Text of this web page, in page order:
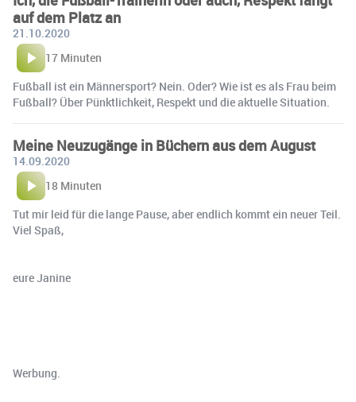
auf dem Platz an
21.10.2020
17 Minuten
Fußball ist ein Männersport? Nein. Oder? Wie ist es als Frau beim
Fußball? Über Pünktlichkeit, Respekt und die aktuelle Situation.
Meine Neuzugänge in Büchern aus dem August
14.09.2020
18 Minuten
Tut mir leid für die lange Pause, aber endlich kommt ein neuer Teil.
Viel Spaß,
eure Janine
Werbung.